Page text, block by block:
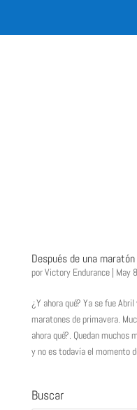
Después de una maratón
porVictory Endurance| May
¿Y ahora qué? Ya se fue
maratones de primavera.
ahora qué?. Quedan
y no es todavía el momento
Buscar